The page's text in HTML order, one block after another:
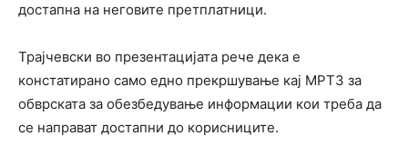
достапна на неговите претплатници.
Трајчевски во презентацијата рече дека е
констатирано само едно прекршување кај МРТ3 за
обврската за обезбедување информации кои треба да
се направат достапни до корисниците.